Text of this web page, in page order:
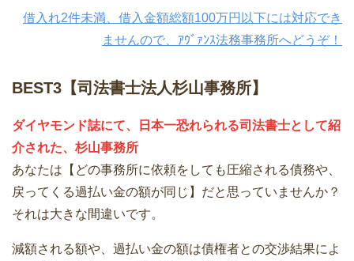
借入れ2件未満、借入金額総額100万円以下には対応でき
ませんので、ｱｳﾞｧﾝｽ法務事務所へどうぞ！
BEST3【司法書士法人杉山事務所】
ダイヤモンド誌にて、日本一恐れられる司法書士として紹
介された、杉山事務所
あなたは【どの事務所に依頼をしても圧縮される債務や、
戻ってくる過払い金の額が同じ】だと思っていませんか？
それは大きな間違いです。
減額される額や、過払い金の額は債権者との交渉結果によ